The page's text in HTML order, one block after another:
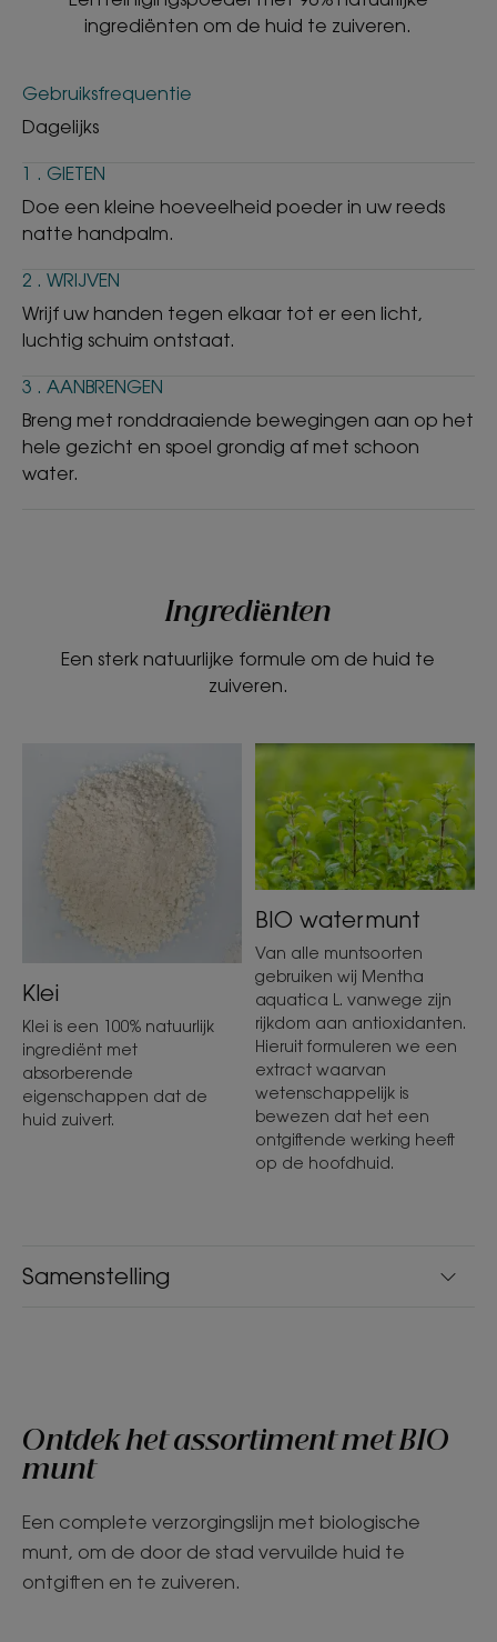
ingrediënten om de huid te zuiveren.
Gebruiksfrequentie
Dagelijks
1 . GIETEN
Doe een kleine hoeveelheid poeder in uw reeds
natte handpalm.
2 . WRIJVEN
Wrijf uw handen tegen elkaar tot er een licht,
luchtig schuim ontstaat.
3 . AANBRENGEN
Breng met ronddraaiende bewegingen aan op het
hele gezicht en spoel grondig af met schoon
water.
Ingrediënten
Een sterk natuurlijke formule om de huid te
zuiveren.
Samenstelling
Klei
Klei is een 100% natuurlijk
ingrediënt met
absorberende
eigenschappen dat de
huid zuivert.
BIO watermunt
Van alle muntsoorten
gebruiken wij Mentha
aquatica L. vanwege zijn
rijkdom aan antioxidanten.
Hieruit formuleren we een
extract waarvan
wetenschappelijk is
bewezen dat het een
ontgiftende werking heeft
op de hoofdhuid.
Ontdek het assortiment met BIO
munt
Een complete verzorgingslijn met biologische
munt, om de door de stad vervuilde huid te
ontgiften en te zuiveren.